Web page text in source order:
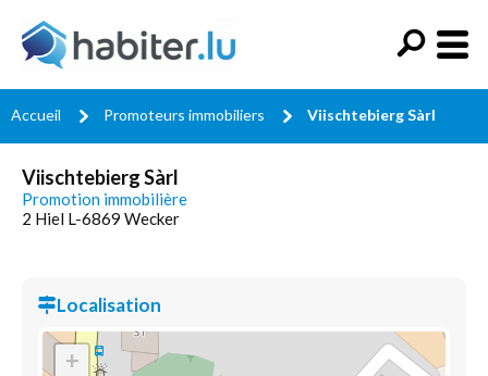
Accueil Promoteurs immobiliers Viischtebierg Sàrl
Viischtebierg Sàrl
Promotion immobilière
2 Hiel L-6869 Wecker
Localisation
+